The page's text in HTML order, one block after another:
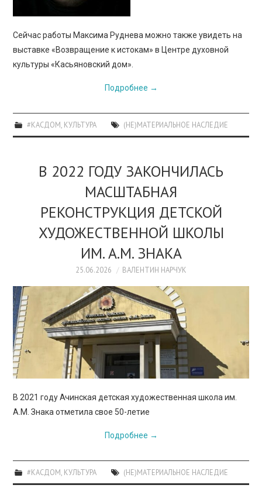
Сейчас работы Максима Руднева можно также увидеть на
выставке «Возвращение к истокам» в Центре духовной
культуры «Касьяновский дом».
Подробнее →
#КАСДОМ КУЛЬТУРА (НЕ)МАТЕРИАЛЬНОЕ НАСЛЕДИЕ
В 2022 ГОДУ ЗАКОНЧИЛАСЬ
МАСШТАБНАЯ
РЕКОНСТРУКЦИЯ ДЕТСКОЙ
ХУДОЖЕСТВЕННОЙ ШКОЛЫ
ИМ. А.М. ЗНАКА
25.06.2026 ВАЛЕНТИН НАРЧУК
В 2021 году Ачинская детская художественная школа им.
А.М. Знака отметила свое 50-летие
Подробнее →
#КАСДОМ КУЛЬТУРА (НЕ)МАТЕРИАЛЬНОЕ НАСЛЕДИЕ